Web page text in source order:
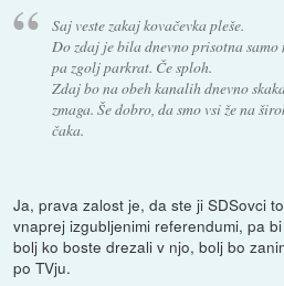
Saj veste zakaj kovačevka pleše.
Do zdaj je bila dnevno prisotna samo
pa zgolj parkrat. Če sploh.
Zdaj bo na obeh kanalih dnevno
zmaga. Še dobro, da smo vsi že na
čaka.
Ja, prava zalost je, da ste ji SDSovci
vnaprej izgubljenimi referendumi, pa
bolj ko boste drezali v njo, bolj bo
po TVju.